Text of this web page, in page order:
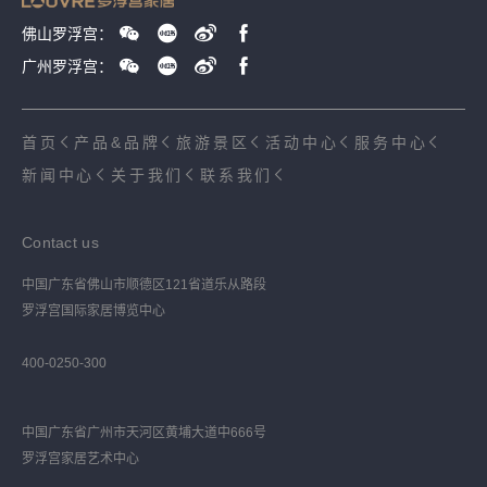
佛山罗浮宫：
广州罗浮宫：
首页 产品&品牌 旅游景区 活动中心
服务中心
新闻中心
关于我们 联系我们
Contact us
中国广东省佛山市顺德区121省道乐从路段
罗浮宫国际家居博览中心
400-0250-300
中国广东省广州市天河区黄埔大道中666号
罗浮宫家居艺术中心